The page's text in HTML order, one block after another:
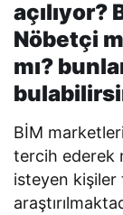
açılıyor?
Nöbetçi
mı?
BİM
tercih ederek
isteyen kişiler